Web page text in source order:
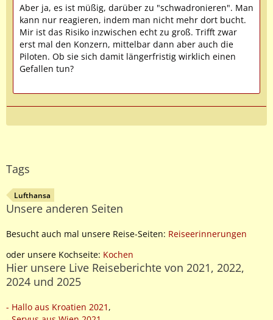
Aber ja, es ist müßig, darüber zu "schwadronieren". Man
kann nur reagieren, indem man nicht mehr dort bucht.
Mir ist das Risiko inzwischen echt zu groß. Trifft zwar
erst mal den Konzern, mittelbar dann aber auch die
Piloten. Ob sie sich damit längerfristig wirklich einen
Gefallen tun?
Tags
Lufthansa
Unsere anderen Seiten
Besucht auch mal unsere Reise-Seiten: Reiseerinnerungen
oder unsere Kochseite: Kochen
Hier unsere Live Reiseberichte von 2021, 2022,
2024 und 2025
- Hallo aus Kroatien 2021 ,